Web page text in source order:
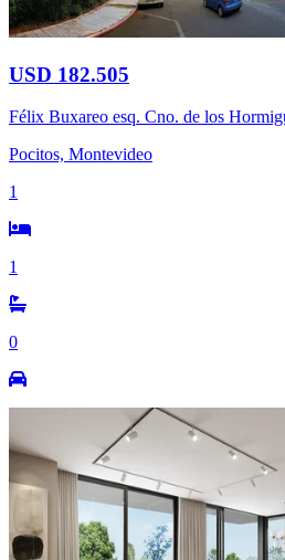
USD 182.505
Félix Buxareo esq. Cno. de los
Pocitos, Montevideo
1
1
0